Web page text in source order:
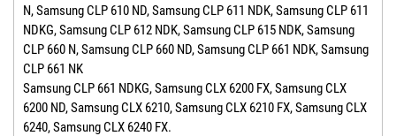
N, Samsung CLP 610 ND, Samsung CLP 611 NDK, Samsung CLP 611
NDKG, Samsung CLP 612 NDK, Samsung CLP 615 NDK, Samsung
CLP 660 N, Samsung CLP 660 ND, Samsung CLP 661 NDK, Samsung
CLP 661 NK
Samsung CLP 661 NDKG, Samsung CLX 6200 FX, Samsung CLX
6200 ND, Samsung CLX 6210, Samsung CLX 6210 FX, Samsung CLX
6240, Samsung CLX 6240 FX.